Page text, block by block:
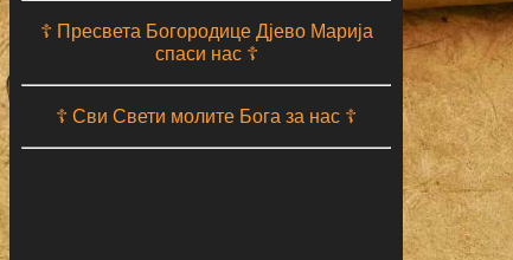
☦ Пресвета Богородице Дјево Марија
спаси нас ☦
☦ Сви Свети молите Бога за нас ☦